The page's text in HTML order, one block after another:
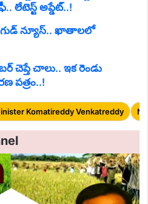
లేటెస్ట్ అప్డేట్..!
గుడ్ న్యూస్.. ఖాతాలలో
చెప్తే చాలు.. ఇక రెండు
పత్రం..!
Komatireddy Venkatreddy